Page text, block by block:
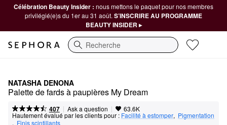
Célébration Beauty Insider : nous mettons le paquet pour nos membres
privilégié(e)s du 1er au 31 août. S’INSCRIRE AU PROGRAMME
BEAUTY INSIDER ▸
Recherche
NATASHA DENONA
Palette de fards à paupières My Dream
407 | Ask a question | 63.6K
Hautement évalué par les clients pour : Facilité à estomper, Pigmentation
, Finis scintillants